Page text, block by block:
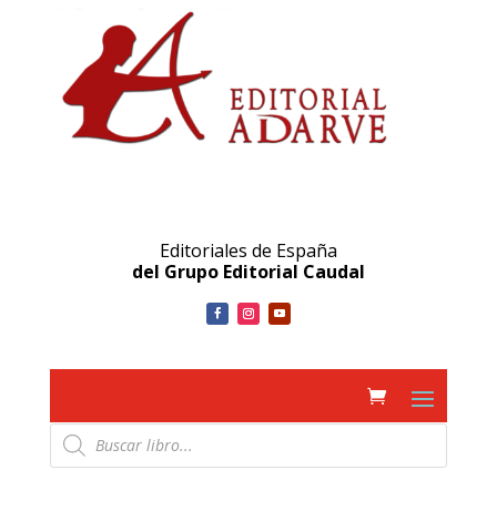
Editoriales de España
del Grupo Editorial Caudal
Búsqueda
de
productos